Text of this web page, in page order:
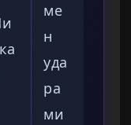
ме
н
уда
ра
ми